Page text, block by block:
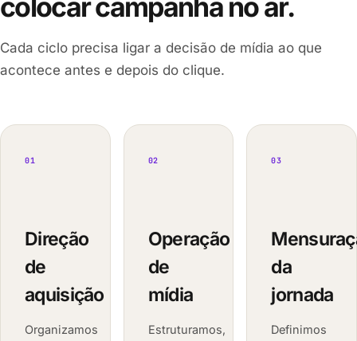
colocar campanha no ar.
Cada ciclo precisa ligar a decisão de mídia ao que
acontece antes e depois do clique.
01
Direção
de
aquisição
Organizamos
02
Operação
de
mídia
Estruturamos,
03
da
jornada
Definimos